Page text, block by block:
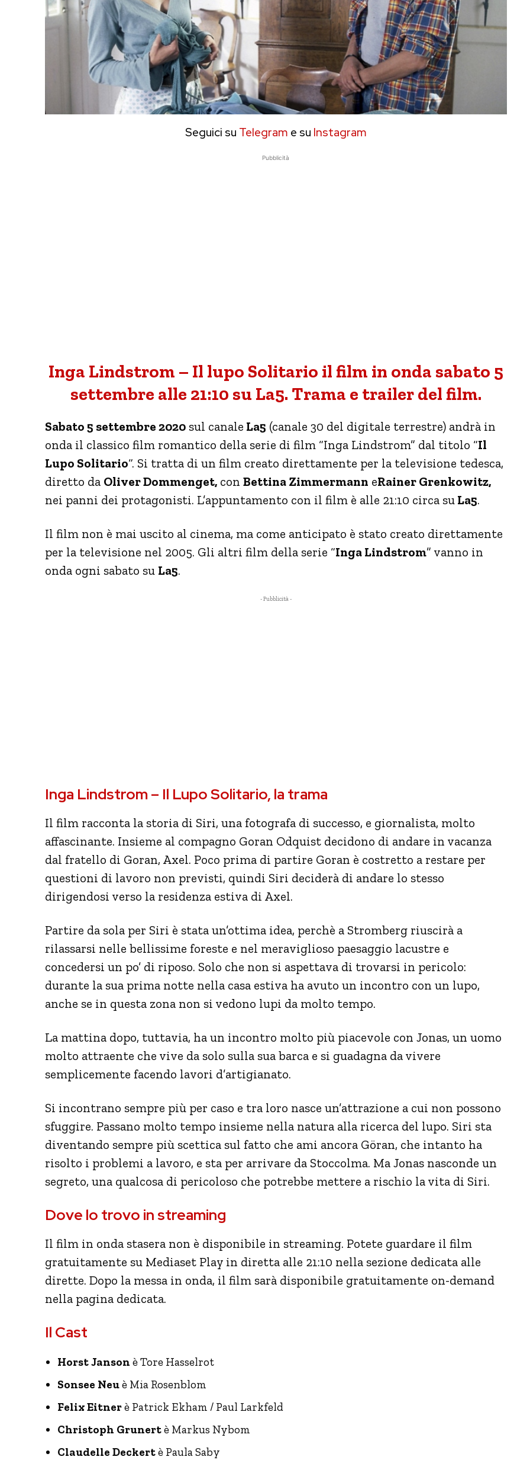
Seguici su Telegram e su Instagram
Pubblicità
Inga Lindstrom – Il lupo Solitario il film in onda sabato 5
settembre alle 21:10 su La5. Trama e trailer del film.
Sabato 5 settembre 2020 sul canale La5 (canale 30 del digitale terrestre) andrà in
onda il classico film romantico della serie di film “Inga Lindstrom” dal titolo “Il
Lupo Solitario“. Si tratta di un film creato direttamente per la televisione tedesca,
diretto da Oliver Dommenget, con Bettina Zimmermann eRainer Grenkowitz,
nei panni dei protagonisti. L’appuntamento con il film è alle 21:10 circa su La5.
Il film non è mai uscito al cinema, ma come anticipato è stato creato direttamente
per la televisione nel 2005. Gli altri film della serie “Inga Lindstrom” vanno in
onda ogni sabato su La5.
- Pubblicità -
Inga Lindstrom – Il Lupo Solitario, la trama
Il film racconta la storia di Siri, una fotografa di successo, e giornalista, molto
affascinante. Insieme al compagno Goran Odquist decidono di andare in vacanza
dal fratello di Goran, Axel. Poco prima di partire Goran è costretto a restare per
questioni di lavoro non previsti, quindi Siri deciderà di andare lo stesso
dirigendosi verso la residenza estiva di Axel.
Partire da sola per Siri è stata un’ottima idea, perchè a Stromberg riuscirà a
rilassarsi nelle bellissime foreste e nel meraviglioso paesaggio lacustre e
concedersi un po’ di riposo. Solo che non si aspettava di trovarsi in pericolo:
durante la sua prima notte nella casa estiva ha avuto un incontro con un lupo,
anche se in questa zona non si vedono lupi da molto tempo.
La mattina dopo, tuttavia, ha un incontro molto più piacevole con Jonas, un uomo
molto attraente che vive da solo sulla sua barca e si guadagna da vivere
semplicemente facendo lavori d’artigianato.
Si incontrano sempre più per caso e tra loro nasce un’attrazione a cui non possono
sfuggire. Passano molto tempo insieme nella natura alla ricerca del lupo. Siri sta
diventando sempre più scettica sul fatto che ami ancora Göran, che intanto ha
risolto i problemi a lavoro, e sta per arrivare da Stoccolma. Ma Jonas nasconde un
segreto, una qualcosa di pericoloso che potrebbe mettere a rischio la vita di Siri.
Dove lo trovo in streaming
Il film in onda stasera non è disponibile in streaming. Potete guardare il film
gratuitamente su Mediaset Play in diretta alle 21:10 nella sezione dedicata alle
dirette. Dopo la messa in onda, il film sarà disponibile gratuitamente on-demand
nella pagina dedicata.
Il Cast
Horst Janson è Tore Hasselrot
Sonsee Neuè Mia Rosenblom
Felix Eitnerè Patrick Ekham / Paul Larkfeld
Christoph Grunertè Markus Nybom
Claudelle Deckertè Paula Saby